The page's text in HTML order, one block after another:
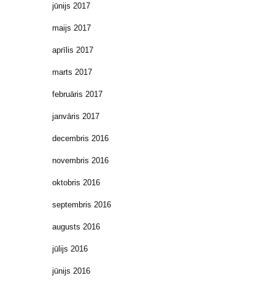
jūnijs 2017
maijs 2017
aprīlis 2017
marts 2017
februāris 2017
janvāris 2017
decembris 2016
novembris 2016
oktobris 2016
septembris 2016
augusts 2016
jūlijs 2016
jūnijs 2016